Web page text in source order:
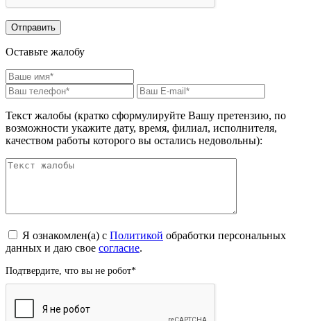
Оставьте жалобу
Текст жалобы (кратко сформулируйте Вашу претензию, по
возможности укажите дату, время, филиал, исполнителя,
качеством работы которого вы остались недовольны):
Я ознакомлен(а) с Политикой обработки персональных
данных и даю свое согласие.
Подтвердите, что вы не робот*